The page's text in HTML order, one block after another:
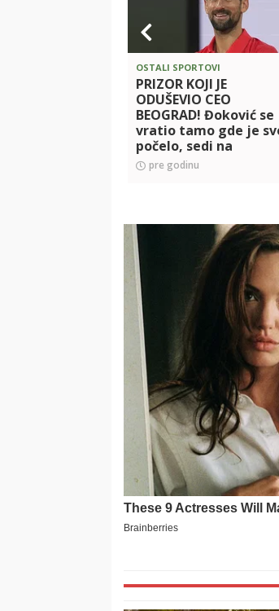
OSTALI SPORTOVI
PRIZOR KOJI JE
ODUŠEVIO CEO
BEOGRAD! Đoković se
vratio tamo gde je
počelo, sedi na
stepeništu u svom
kraju, prolaznici u
pre godinu